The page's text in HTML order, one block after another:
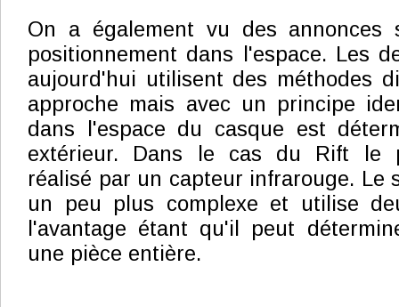
On a également vu des
positionnement dans l'espace. Les
aujourd'hui utilisent des méthodes
approche mais avec un principe
dans l'espace du casque est
extérieur. Dans le cas du Rift le
réalisé par un capteur infrarouge. Le
un peu plus complexe et utilise
l'avantage étant qu'il peut
une pièce entière.